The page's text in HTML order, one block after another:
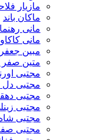
مازیار فلاحی
ماکان باند
مانی رهنما
مانی کاکاوند
مبین جعفری
متین صفر پور
مجتبی اورنگی
مجتبی دل زنده
مجتبی دهقانی
مجتبی زینلی
مجتبی شاه علی
مجتبی صفری